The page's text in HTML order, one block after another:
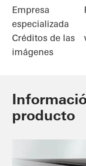
Empresa
especializada
Créditos de las
imágenes
producto